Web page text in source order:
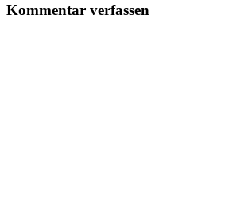
Kommentar verfassen